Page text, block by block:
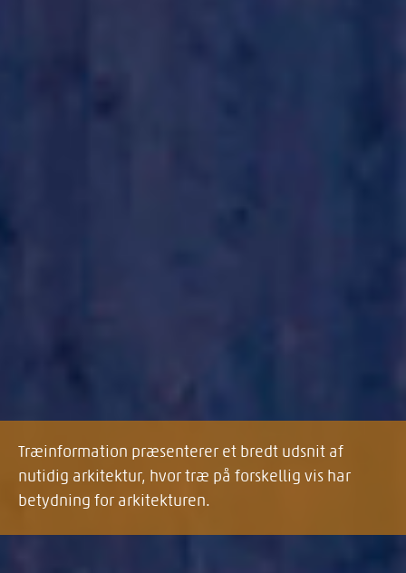
Træinformation præsenterer et bredt udsnit af
nutidig arkitektur, hvor træ på forskellig vis har
betydning for arkitekturen.